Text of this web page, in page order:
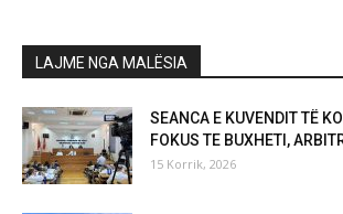
LAJME NGA MALËSIA
SEANCA E KUVENDIT TË
FOKUS TE BUXHETI,
15 Korrik, 2026